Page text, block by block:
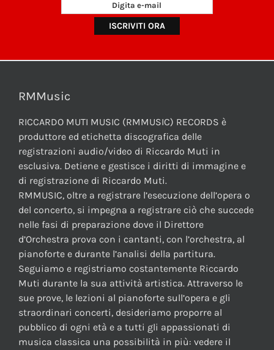
RMMusic
RICCARDO MUTI MUSIC (RMMUSIC) RECORDS è
produttore ed etichetta discografica delle
registrazioni audio/video di Riccardo Muti in
esclusiva. Detiene e gestisce i diritti di immagine e
di registrazione di Riccardo Muti.
RMMUSIC, oltre a registrare l’esecuzione dell’opera o
del concerto, si impegna a registrare ciò che succede
nelle fasi di preparazione dove il Direttore
d’Orchestra prova con i cantanti, con l’orchestra, al
pianoforte e durante l’analisi della partitura.
Seguiamo e registriamo costantemente Riccardo
Muti durante la sua attività artistica. Attraverso le
sue prove, le lezioni al pianoforte sull’opera e gli
straordinari concerti, desideriamo proporre al
pubblico di ogni età e a tutti gli appassionati di
musica classica una possibilità in più: vedere il